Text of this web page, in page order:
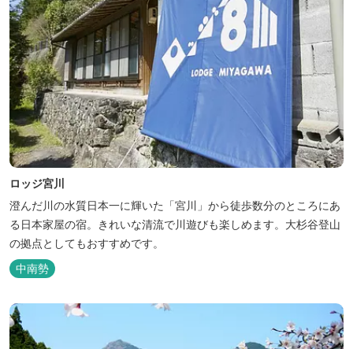
ロッジ宮川
澄んだ川の水質日本一に輝いた「宮川」から徒歩数分のところにあ
る日本家屋の宿。きれいな清流で川遊びも楽しめます。大杉谷登山
の拠点としてもおすすめです。
中南勢